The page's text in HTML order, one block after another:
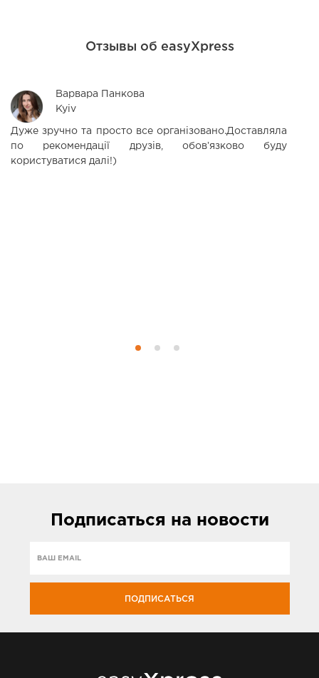
Отзывы об easyXpress
Варвара Панкова
Kyiv
Дуже зручно та просто все організовано.Доставляла
по рекомендації друзів, обовʼязково буду
користуватися далі!)
Подписаться на новости
ПОДПИСАТЬСЯ